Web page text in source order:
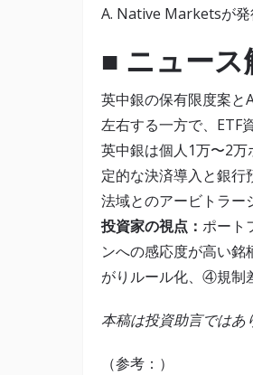
A. Native Marketsが発
■ ニュース
英中銀の保有限度案と
左右する一方で、ETF
英中銀は個人1万〜2
定的な決済導入と銀
法域とのアービトラー
投資家の視点： ポート
ンへの感応度が高い
がりルール化、④規制
本稿は投資助言ではあ
（参考：）